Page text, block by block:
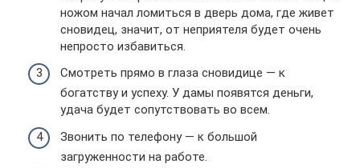
ножом начал ломиться в дверь дома, где живет
сновидец, значит, от неприятеля будет очень
непросто избавиться.
Смотреть прямо в глаза сновидице — к
богатству и успеху. У дамы появятся деньги,
удача будет сопутствовать во всем.
Звонить по телефону — к большой
загруженности на работе.